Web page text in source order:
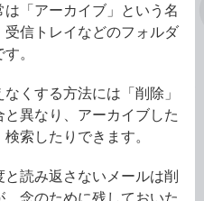
「アーカイブ」という名
信トレイなどのフォルダ
。
くする方法には「削除」
異なり、アーカイブした
索したりできます。
読み返さないメールは削
念のために残しておいた